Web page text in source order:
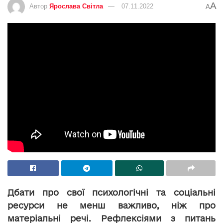
Автор Ярослава Світла 07.11.2022 AA
Дбати про свої психологічні та соціальні
ресурси не менш важливо, ніж про
матеріальні речі. Рефлексіями з питань